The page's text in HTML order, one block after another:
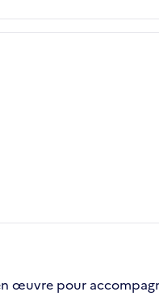
œuvre pour